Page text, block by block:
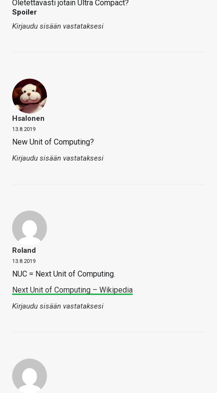
Oletettavasti jotain Ultra Compact?
Spoiler
Kirjaudu sisään vastataksesi
Hsalonen
13.8.2019
New Unit of Computing?
Kirjaudu sisään vastataksesi
Roland
13.8.2019
NUC = Next Unit of Computing.
Next Unit of Computing – Wikipedia
Kirjaudu sisään vastataksesi